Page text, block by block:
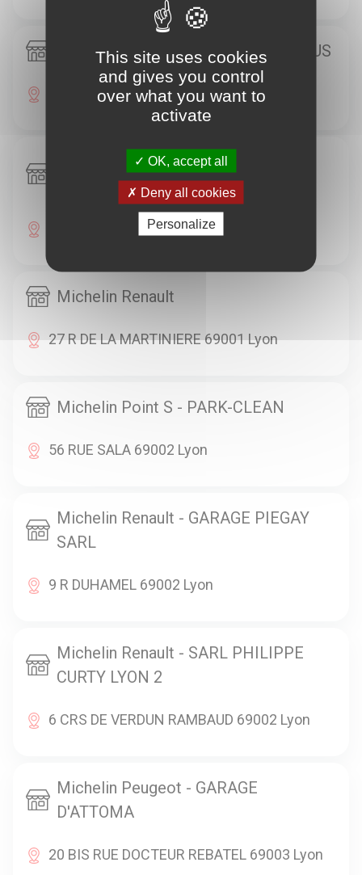
Michelin Siligom - CRAPONNE PNEUS
77, VOIE ROMAINE 69290 Craponne
Michelin Citroën - GARAGE
SATHONAY SARL
2/4/6 RUE DE SAVY 69001 Lyon
Michelin Renault
27 R DE LA MARTINIERE 69001 Lyon
Michelin Point S - PARK-CLEAN
56 RUE SALA 69002 Lyon
Michelin Renault - GARAGE PIEGAY
SARL
9 R DUHAMEL 69002 Lyon
Michelin Renault - SARL PHILIPPE
CURTY LYON 2
6 CRS DE VERDUN RAMBAUD 69002 Lyon
Michelin Peugeot - GARAGE
D'ATTOMA
20 BIS RUE DOCTEUR REBATEL 69003 Lyon
This site uses cookies
and gives you control
over what you want to
activate
OK, accept all
Deny all cookies
Personalize